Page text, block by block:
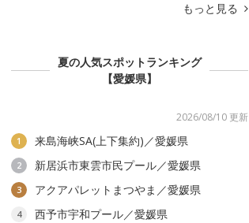
もっと見る
夏の人気スポットランキング
【愛媛県】
2026/08/10 更新
1 来島海峡SA(上下集約)／愛媛県
2 新居浜市東雲市民プール／愛媛県
3 アクアパレットまつやま／愛媛県
4 西予市宇和プール／愛媛県